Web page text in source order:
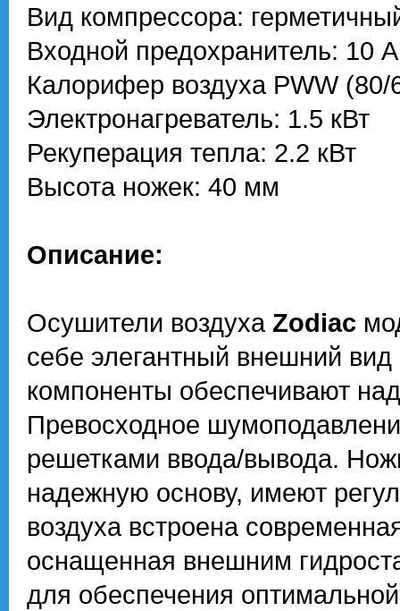
Вид компрессора:
Входной предохранитель: 10 А
Калорифер воздуха PWW (80/
Электронагреватель: 1.5 кВт
Рекуперация тепла: 2.2 кВт
Высота ножек: 40 мм
Описание:
Осушители воздуха Zodiac
себе элегантный внешний
компоненты обеспечивают
Превосходное
решетками ввода/вывода.
надежную основу, имеют
воздуха встроена
оснащенная внешним
для обеспечения